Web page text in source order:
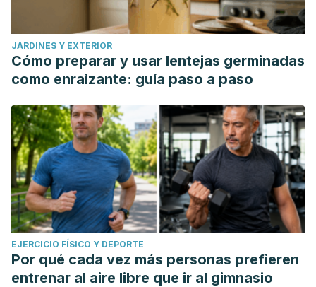
JARDINES Y EXTERIOR
Cómo preparar y usar lentejas germinadas
como enraizante: guía paso a paso
EJERCICIO FÍSICO Y DEPORTE
Por qué cada vez más personas prefieren
entrenar al aire libre que ir al gimnasio